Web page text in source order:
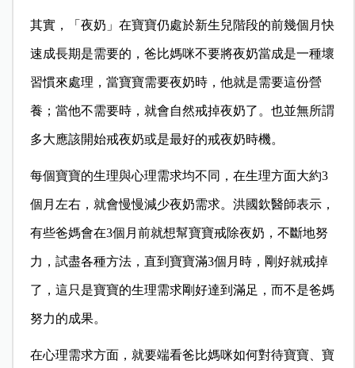
其實，「夜奶」在寶寶仍處於新生兒階段的前幾個月快
速成長期是需要的，爸比媽咪不要將夜奶當成是一種壞
習慣來處理，當寶寶需要夜奶時，他就是需要這份營
養；當他不需要時，就會自然戒掉夜奶了。也並無所謂
多大應該開始戒夜奶或是最好的戒夜奶時機。
每個寶寶的生理與心理需求均不同，在生理方面大約3
個月左右，就會慢慢減少夜奶需求。洪國欽醫師表示，
有些爸媽會在3個月前就想幫寶寶戒除夜奶，不斷地努
力，試盡各種方法，直到寶寶滿3個月時，剛好就戒掉
了，這只是寶寶的生理需求剛好達到滿足，而不是爸媽
努力的成果。
在心理需求方面，就要端看爸比媽咪如何對待寶寶、寶